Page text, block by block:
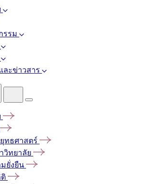
รรม
ละข่าวสาร
ทธศาสตร์
ทยาลัย
ยั่งยืน